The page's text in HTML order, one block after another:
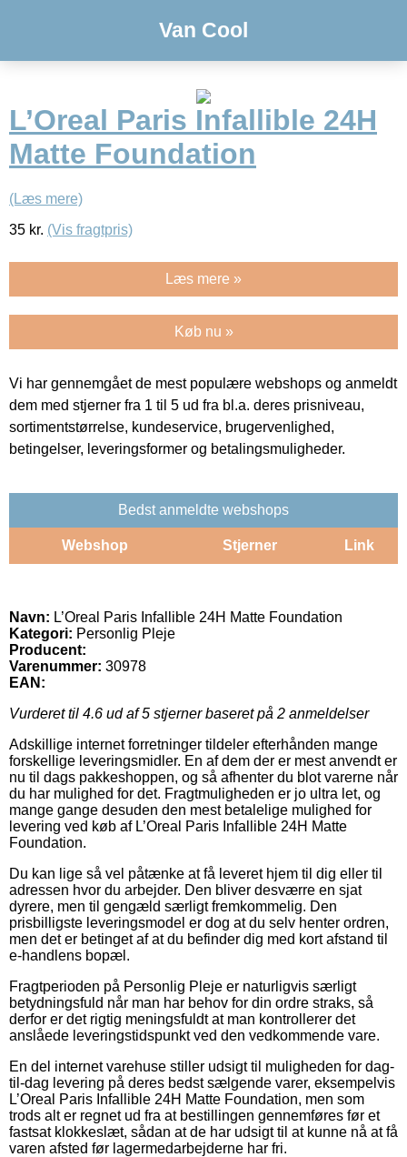
Van Cool
L’Oreal Paris Infallible 24H
Matte Foundation
(Læs mere)
35 kr. (Vis fragtpris)
Læs mere »
Køb nu »
Vi har gennemgået de mest populære webshops og anmeldt
dem med stjerner fra 1 til 5 ud fra bl.a. deres prisniveau,
sortimentstørrelse, kundeservice, brugervenlighed,
betingelser, leveringsformer og betalingsmuligheder.
Bedst anmeldte webshops
Webshop Stjerner Link
Navn: L’Oreal Paris Infallible 24H Matte Foundation
Kategori: Personlig Pleje
Producent:
Varenummer: 30978
EAN:
Vurderet til 4.6 ud af 5 stjerner baseret på 2 anmeldelser
Adskillige internet forretninger tildeler efterhånden mange
forskellige leveringsmidler. En af dem der er mest anvendt er
nu til dags pakkeshoppen, og så afhenter du blot varerne når
du har mulighed for det. Fragtmuligheden er jo ultra let, og
mange gange desuden den mest betalelige mulighed for
levering ved køb af L’Oreal Paris Infallible 24H Matte
Foundation.
Du kan lige så vel påtænke at få leveret hjem til dig eller til
adressen hvor du arbejder. Den bliver desværre en sjat
dyrere, men til gengæld særligt fremkommelig. Den
prisbilligste leveringsmodel er dog at du selv henter ordren,
men det er betinget af at du befinder dig med kort afstand til
e-handlens bopæl.
Fragtperioden på Personlig Pleje er naturligvis særligt
betydningsfuld når man har behov for din ordre straks, så
derfor er det rigtig meningsfuldt at man kontrollerer det
anslåede leveringstidspunkt ved den vedkommende vare.
En del internet varehuse stiller udsigt til muligheden for dag-
til-dag levering på deres bedst sælgende varer, eksempelvis
L’Oreal Paris Infallible 24H Matte Foundation, men som
trods alt er regnet ud fra at bestillingen gennemføres før et
fastsat klokkeslæt, sådan at de har udsigt til at kunne nå at få
varen afsted før lagermedarbejderne har fri.